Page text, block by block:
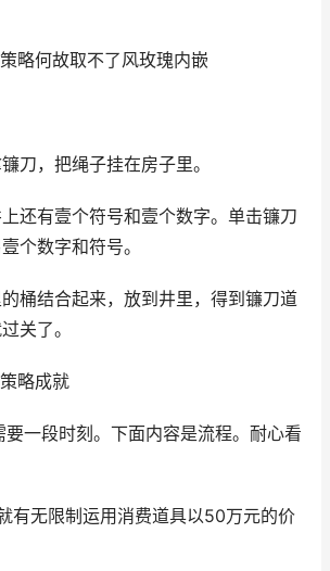
略何故取不了风玫瑰内嵌
刀，把绳子挂在房子里。
还有壹个符号和壹个数字。单击镰刀
个数字和符号。
桶结合起来，放到井里，得到镰刀道
关了。
略成就
一段时刻。下面内容是流程。耐心看
有无限制运用消费道具以50万元的价